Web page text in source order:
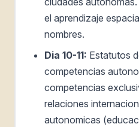
el aprendizaje
nombres.
Dia 10-11: Estatutos
competencias
competencias
relaciones
autonomicas